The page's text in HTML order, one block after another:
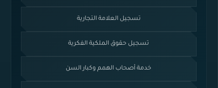
تسجيل العلامة التجارية
تسجيل حقوق الملكية الفكرية
خدمة أصحاب الهمم وكبار السن